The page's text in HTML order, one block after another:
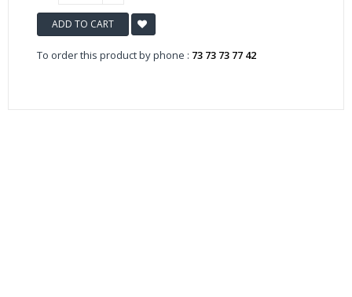
ADD TO CART
To order this product by phone : 73 73 73 77 42